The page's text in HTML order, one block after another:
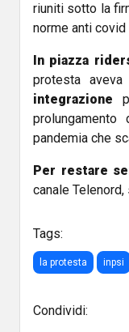
riuniti sotto la
norme anti covid
In piazza
protesta
integrazione
pandemia che
Per restare
canale Telenord,
Tags:
la protesta inpsi
Condividi: